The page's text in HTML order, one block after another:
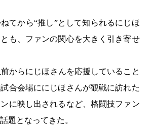
てから“推し”として知られるにじほ
も、ファンの関心を大きく引き寄せ
からにじほさんを応援していること
合会場ににじほさんが観戦に訪れた
に映し出されるなど、格闘技ファン
題となってきた。